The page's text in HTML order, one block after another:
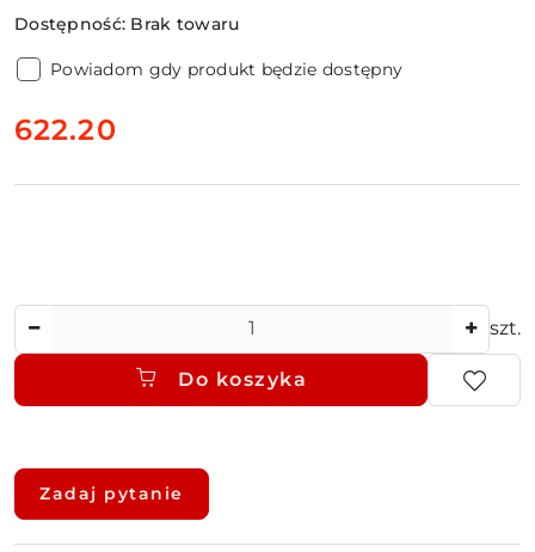
Dostępność: Brak towaru
Powiadom gdy produkt będzie dostępny
cena:
622.20
szt.
Do koszyka
Dostępność
dostawa
Zadaj pytanie